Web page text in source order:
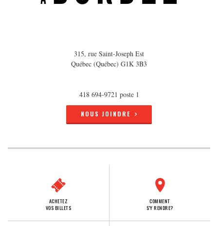
315, rue Saint-Joseph Est
Québec (Québec) G1K 3B3
418 694-9721 poste 1
NOUS JOINDRE
ACHETEZ
VOS BILLETS
COMMENT
S'Y RENDRE?